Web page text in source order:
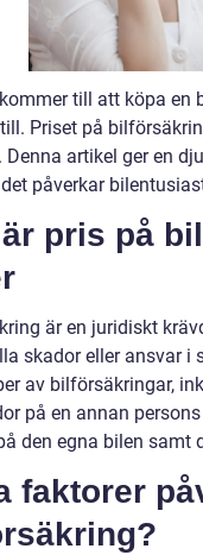
till att köpa
Priset på
Denna artikel ger en
påverkar
är pris på
är en juridiskt
skador eller ansvar
av bilförsäkringar,
på en annan
den egna bilen samt
faktorer